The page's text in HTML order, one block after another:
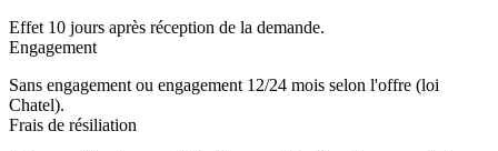
Effet 10 jours après réception de la demande.
Engagement
Sans engagement ou engagement 12/24 mois selon l'offre (loi
Chatel).
Frais de résiliation